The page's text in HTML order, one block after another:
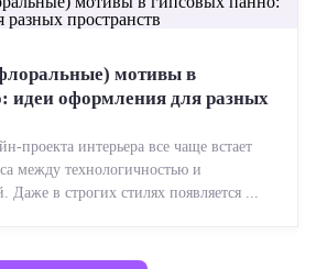
мотивы в
идеи оформления для разных
проекта интерьера все чаще встает
между технологичностью и
Даже в строгих стилях появляется ...